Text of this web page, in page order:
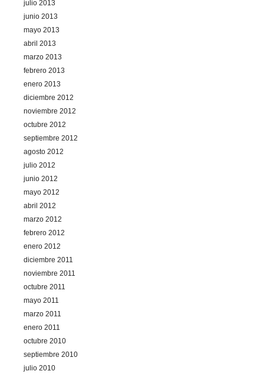
julio 2013
junio 2013
mayo 2013
abril 2013
marzo 2013
febrero 2013
enero 2013
diciembre 2012
noviembre 2012
octubre 2012
septiembre 2012
agosto 2012
julio 2012
junio 2012
mayo 2012
abril 2012
marzo 2012
febrero 2012
enero 2012
diciembre 2011
noviembre 2011
octubre 2011
mayo 2011
marzo 2011
enero 2011
octubre 2010
septiembre 2010
julio 2010